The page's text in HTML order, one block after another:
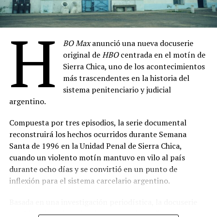
Selene Moscardi, Mosquito Sancineto, Nazareno
Laborato, Griselda Rappi, Belén Tassi, Charly Issa,
Dirección de fotografía: Davin Bog
Dirección de arte: Lucas Pérez
Montaje: Ramiro Romero
Música: Marcelo Bormida, Valenti Liendo
Producción ejecutiva: Hugo Armoa, Magui Bravi,
Manuela Viale, Pablo Yotich, Alejandro Fiore
Prensa: Kevin Melgar
Género: Drama
Peter Frederiksen: Anatomía de un Monstruo –
7 de agosto
Seattle Seahawks, Temporada 21– 8 de agosto
Casada con El Chapo: Emma Coronel Habla– 11
de agosto
La Esclava Sexual– 14 de agosto
Conan O’Brien de Visita, Temporada 3
Guerra de Bandas: Oslo– 28 de agosto
(Fuente: televison.com.ar)
Comparte esto:
H BO Maxanunció una nueva docuserie
original deHBOcentrada en el motín de
Sierra Chica, uno de los acontecimientos
más trascendentes en la historia del
sistema penitenciario y judicial
argentino.
Compuesta por tres episodios, la serie documental
reconstruirá los hechos ocurridos durante Semana
Santa de 1996 en la Unidad Penal de Sierra Chica,
cuando un violento motín mantuvo en vilo al país
durante ocho días y se convirtió en un punto de
inflexión para el sistema carcelario argentino.
combinará testimonios de protagonistas directos,